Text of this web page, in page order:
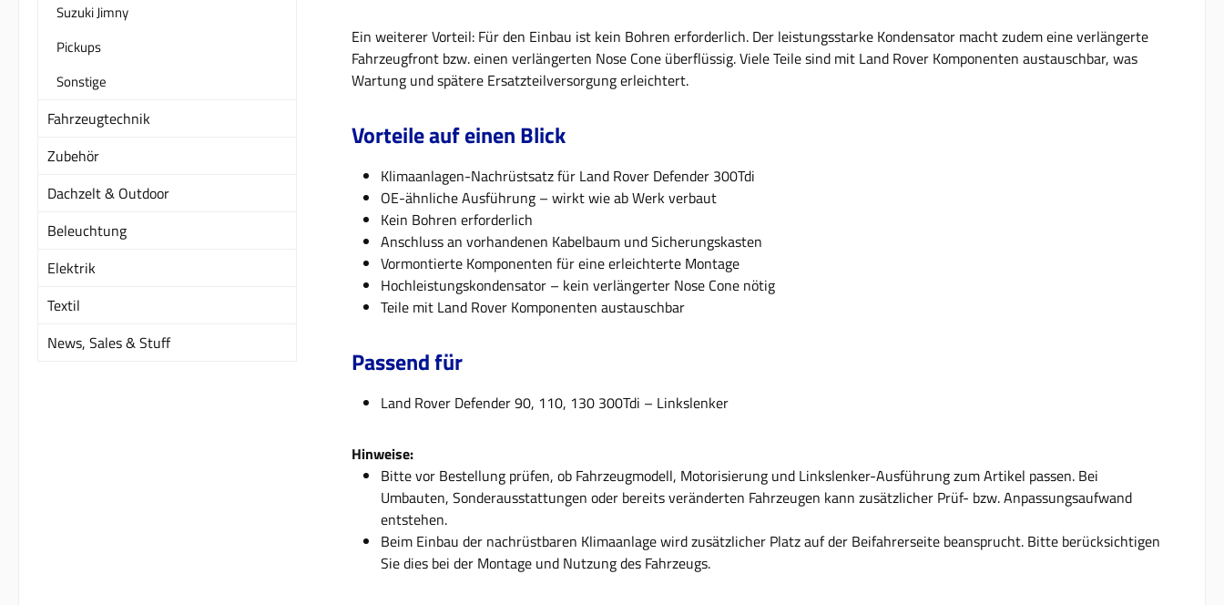
Suzuki Jimny
Pickups
Sonstige
Fahrzeugtechnik
Zubehör
Dachzelt & Outdoor
Beleuchtung
Elektrik
Textil
News, Sales & Stuff
Ein weiterer Vorteil: Für den Einbau ist kein Bohren erforderlich. Der leistungsstarke Kondensator macht zudem eine verlängerte
Fahrzeugfront bzw. einen verlängerten Nose Cone überflüssig. Viele Teile sind mit Land Rover Komponenten austauschbar, was
Wartung und spätere Ersatzteilversorgung erleichtert.
Vorteile auf einen Blick
Klimaanlagen-Nachrüstsatz für Land Rover Defender 300Tdi
OE-ähnliche Ausführung – wirkt wie ab Werk verbaut
Kein Bohren erforderlich
Anschluss an vorhandenen Kabelbaum und Sicherungskasten
Vormontierte Komponenten für eine erleichterte Montage
Hochleistungskondensator – kein verlängerter Nose Cone nötig
Teile mit Land Rover Komponenten austauschbar
Passend für
Land Rover Defender 90, 110, 130 300Tdi – Linkslenker
Hinweise:
Bitte vor Bestellung prüfen, ob Fahrzeugmodell, Motorisierung und Linkslenker-Ausführung zum Artikel passen. Bei
Umbauten, Sonderausstattungen oder bereits veränderten Fahrzeugen kann zusätzlicher Prüf- bzw. Anpassungsaufwand
entstehen.
Beim Einbau der nachrüstbaren Klimaanlage wird zusätzlicher Platz auf der Beifahrerseite beansprucht. Bitte berücksichtigen
Sie dies bei der Montage und Nutzung des Fahrzeugs.